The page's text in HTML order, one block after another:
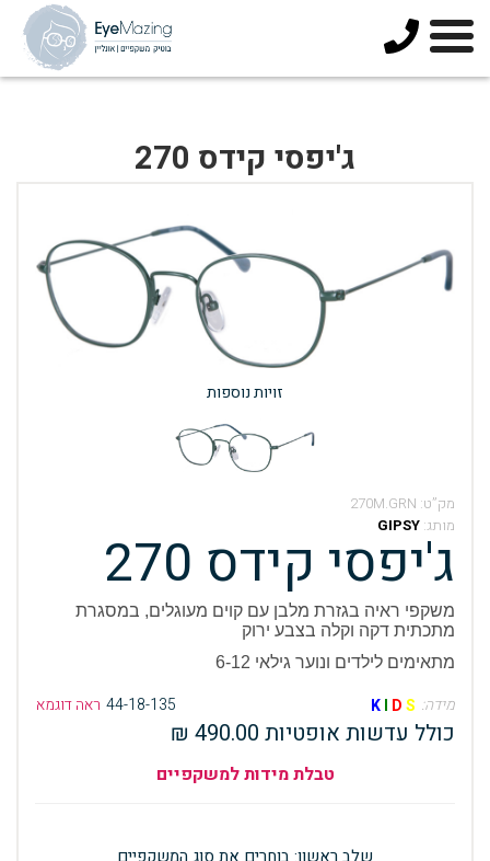
3744678
ג'יפסי קידס 270
זויות נוספות
מק”ט: 270M.GRN
מותג: GIPSY
ג'יפסי קידס 270
משקפי ראיה בגזרת מלבן עם קוים מעוגלים, במסגרת
מתכתית דקה וקלה בצבע ירוק
מתאימים לילדים ונוער גילאי 6-12
מידה: KI DS
44-18-135 ראה דוגמא
כולל עדשות אופטיות 490.00 ₪
טבלת מידות למשקפיים